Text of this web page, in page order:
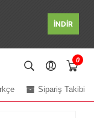
İNDİR
0
Sipariş Takibi